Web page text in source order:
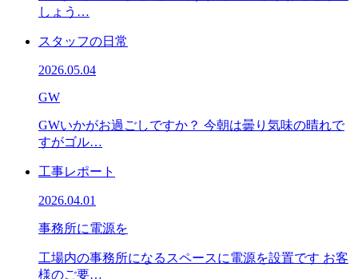
しょう…
スタッフの日常
2026.05.04
GW
GWいかがお過ごしですか？ 今朝は曇り気味の晴れで
すがゴル…
工事レポート
2026.04.01
事務所に電源を
工場内の事務所になるスペースに電源を設置です お客
様のご要…